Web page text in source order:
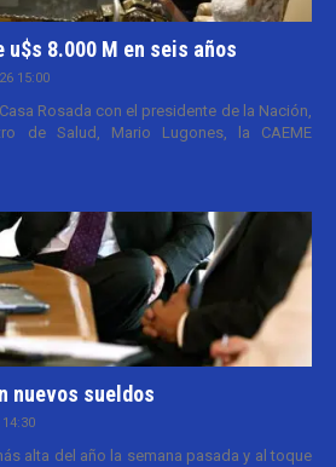
u$s 8.000 M en seis años
15:00
Rosada con el presidente de la Nación,
de Salud, Mario Lugones, la CAEME
nuevos sueldos
alta del año la semana pasada y al toque